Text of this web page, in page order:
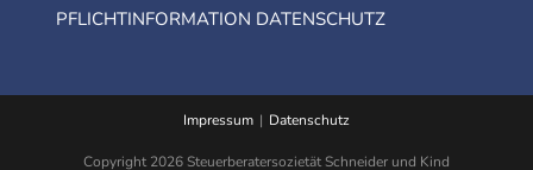
PFLICHTINFORMATION DATENSCHUTZ
Impressum Datenschutz
Copyright 2026 Steuerberatersozietät Schneider und Kind